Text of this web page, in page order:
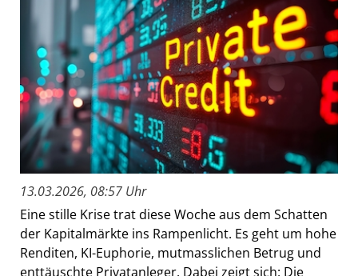
13.03.2026, 08:57 Uhr
Eine stille Krise trat diese Woche aus dem Schatten
der Kapitalmärkte ins Rampenlicht. Es geht um hohe
Renditen, KI-Euphorie, mutmasslichen Betrug und
enttäuschte Privatanleger. Dabei zeigt sich: Die